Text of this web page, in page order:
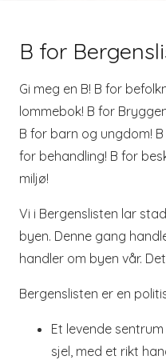
B for
Gi meg en B! B for
lommebok! B for
B for barn og ungdom!
for behandling! B for
miljø!
Vi i Bergenslisten lar
byen. Denne gang
handler om byen vår.
Bergenslisten er en
Et levende
sjel, med et rikt